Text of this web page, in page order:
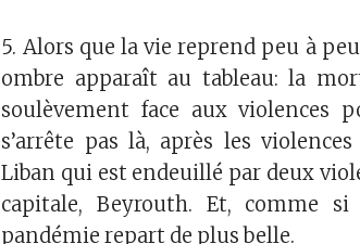
5. Alors que la vie reprend peu à
ombre apparaît au tableau: la
soulèvement face aux violences
s’arrête pas là, après les
Liban qui est endeuillé par deux
capitale, Beyrouth. Et, comme
pandémie repart de plus belle.